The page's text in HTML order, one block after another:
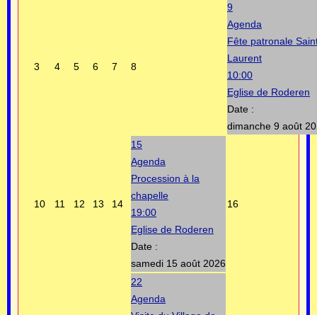
3 4 5 6 7 8
9
Agenda
Fête patronale
Laurent
10:00
Eglise de Roderen
Date :
dimanche 9 août
10 11 12 13 14
15
Agenda
Procession à la
chapelle
19:00
Eglise de Roderen
Date :
samedi 15 août 2026
16
22
Agenda